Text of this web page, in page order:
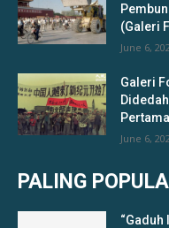
(Galeri
June 6,
Galeri
June 6,
PALING
“Gaduh